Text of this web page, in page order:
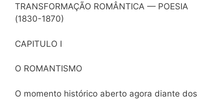
TRANSFORMAÇÃO ROMÂNTICA — POESIA
(1830-1870)
CAPITULO I
O ROMANTISMO
O momento histórico aberto agora diante dos